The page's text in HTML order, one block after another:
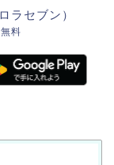
ラセブン）
無料